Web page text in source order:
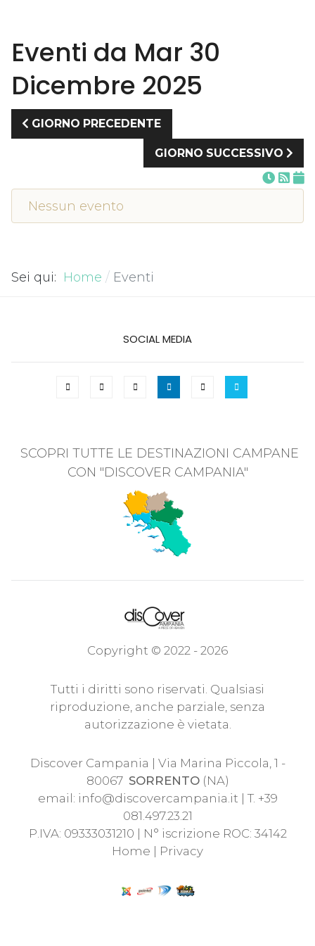
Eventi da Mar 30
Dicembre 2025
GIORNO PRECEDENTE
GIORNO SUCCESSIVO
Nessun evento
Sei qui: Home Eventi
SOCIAL MEDIA
SCOPRI TUTTE LE DESTINAZIONI CAMPANE
CON "DISCOVER CAMPANIA"
Copyright © 2022 - 2026
Tutti i diritti sono riservati. Qualsiasi
riproduzione, anche parziale, senza
autorizzazione è vietata.
Discover Campania | Via Marina Piccola, 1 -
80067 SORRENTO(NA)
email: info@discovercampania.it | T. +39
081.497.23.21
P.IVA: 09333031210 | N° iscrizione ROC: 34142
Home | Privacy